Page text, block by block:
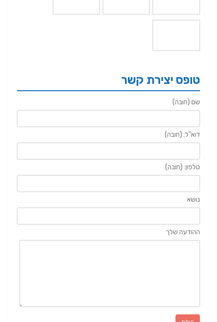
טופס יצירת קשר
שם (חובה)
דוא"ל: (חובה)
טלפון: (חובה)
נושא
ההודעה שלך